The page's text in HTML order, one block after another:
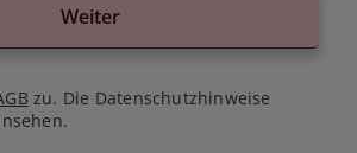
Weiter
zu. Die Datenschutzhinweise